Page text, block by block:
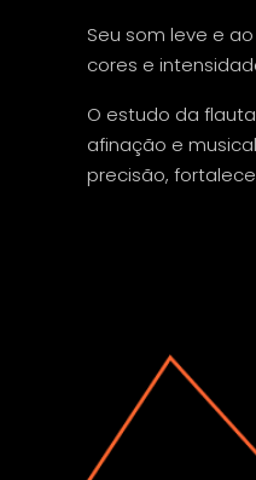
Seu som leve e
cores e
O estudo da
afinação e
precisão,